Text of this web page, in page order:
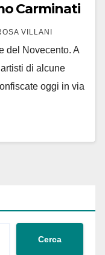
Carminati
VILLANI
del Novecento. A
di alcune
oggi in via
Cerca